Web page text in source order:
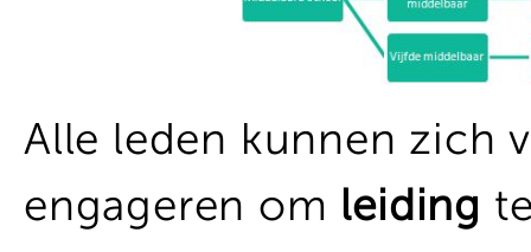
Alle leden kunnen zich
engageren om leiding